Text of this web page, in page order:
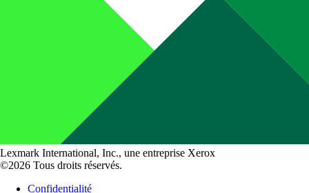
Lexmark International, Inc., une entreprise Xerox
©2026 Tous droits réservés.
Confidentialité